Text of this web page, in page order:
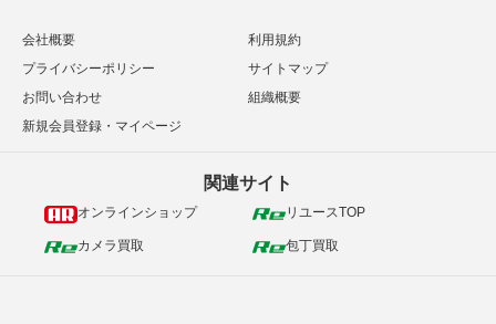
会社概要
利用規約
プライバシーポリシー
サイトマップ
お問い合わせ
組織概要
新規会員登録・マイページ
関連サイト
オンラインショップ リユースTOP
カメラ買取 包丁買取